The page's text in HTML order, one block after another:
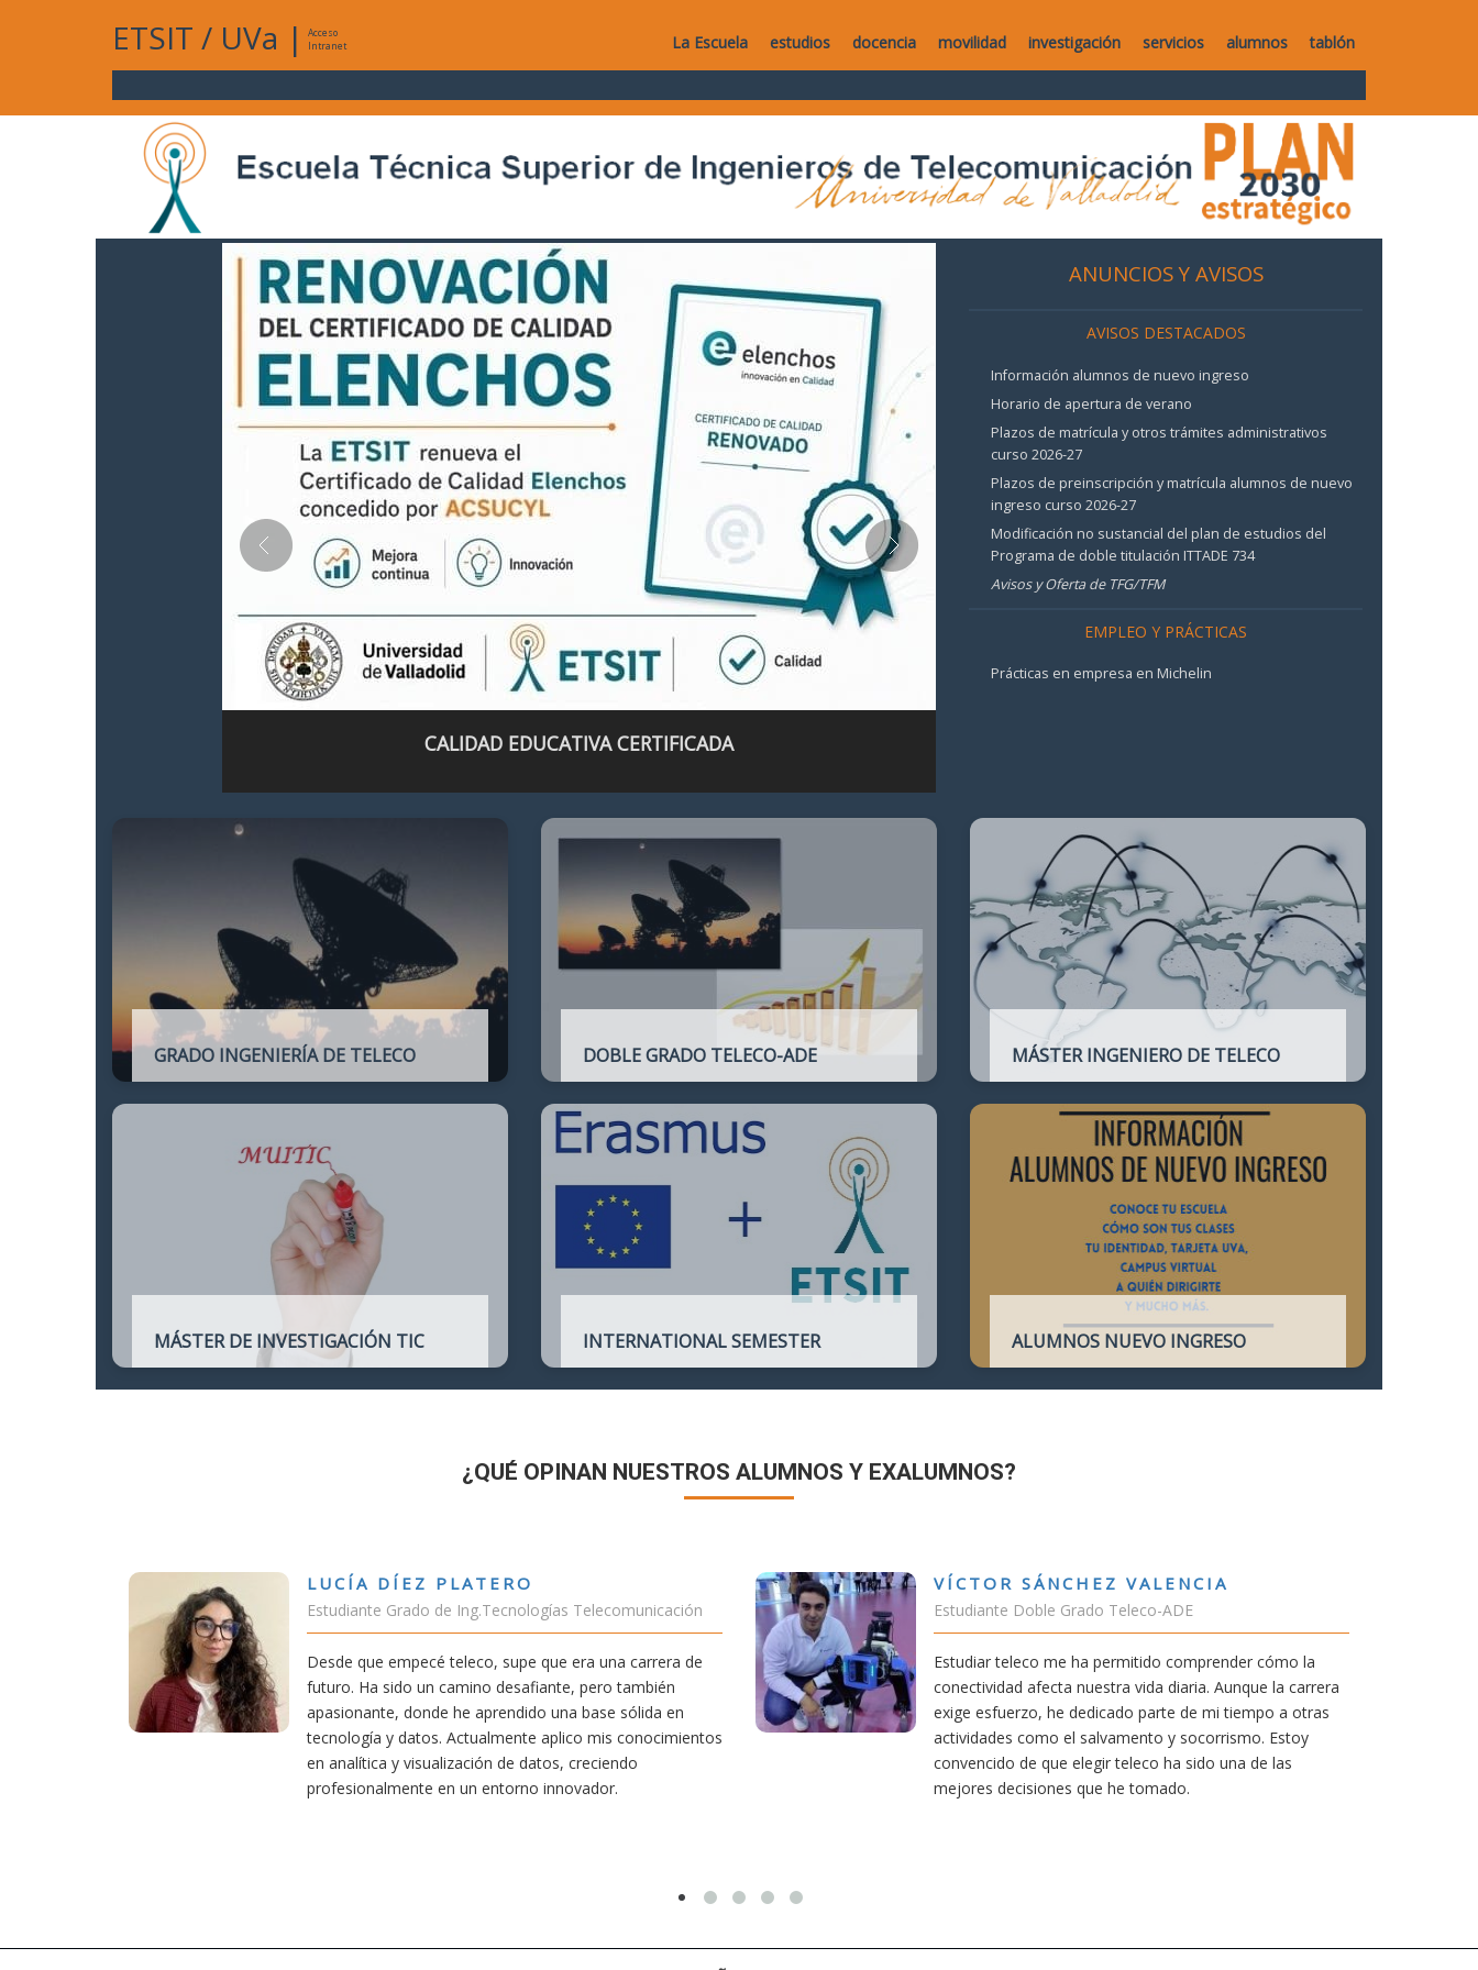
ETSIT / UVa |
Acceso
Intranet
La Escuela estudios docencia movilidad investigación servicios alumnos tablón
CALIDAD EDUCATIVA CERTIFICADA
ANUNCIOS Y AVISOS
AVISOS DESTACADOS
Información alumnos de nuevo ingreso
Horario de apertura de verano
Plazos de matrícula y otros trámites administrativos
curso 2026-27
Plazos de preinscripción y matrícula alumnos de nuevo
ingreso curso 2026-27
Modificación no sustancial del plan de estudios del
Programa de doble titulación ITTADE 734
Avisos y Oferta de TFG/TFM
EMPLEO Y PRÁCTICAS
Prácticas en empresa en Michelin
GRADO INGENIERÍA DE TELECO DOBLE GRADO TELECO-ADE
Ingeniería de Telecomunicación con la de
Administración y Dirección de Empresas
MÁSTER INGENIERO DE TELECO
profesionales del Ingeniero de
Telecomunicación y que habilita para el
ejercicio de la profesión.
MÁSTER DE INVESTIGACIÓN TIC INTERNATIONAL SEMESTER ALUMNOS NUEVO INGRESO
¿QUÉ OPINAN NUESTROS ALUMNOS Y EXALUMNOS?
PLATERO
de Ing.Tecnologías Telecomunicación
teleco, supe que era una carrera de
un camino desafiante, pero también
he aprendido una base sólida en
Actualmente aplico mis conocimientos
VÍCTOR SÁNCHEZ VALENCIA
Estudiante Doble Grado Teleco-ADE
Estudiar teleco me ha permitido comprender cómo la
conectividad afecta nuestra vida diaria. Aunque la carrera
exige esfuerzo, he dedicado parte de mi tiempo a otras
actividades como el salvamento y socorrismo. Estoy
convencido de que elegir teleco ha sido una de las
mejores decisiones que he tomado.
RUBÉN URRACA TORICES
Estudiante Grado de Ing.Tecnologías
En cualquier carrera necesitas una buena
mía siempre ha sido poder trabajar en Japón
carrera de teleco me dará la oportunidad
Aunque al principio parezca duro, uno
mereció la pena por las múltiples
titulación ofrece.